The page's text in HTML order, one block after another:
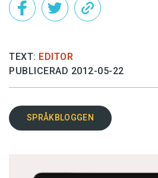
TEXT: EDITOR
PUBLICERAD 2012-05-22
SPRÅKBLOGGEN